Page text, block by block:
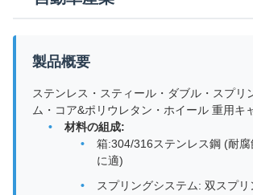
製品概要
ステンレス・スティール・ダブル・スプリ
ム・コア&ポリウレタン・ホイール 重用キ
材料の組成:
箱:304/316ステンレス鋼 (耐
に適)
スプリングシステム: 双スプリ